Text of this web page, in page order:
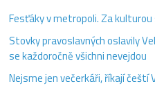
Fesťáky v metropoli. Za
Stovky pravoslavných oslavily
se každoročně všichni nevejdou
Nejsme jen večerkáři, říkají čeští